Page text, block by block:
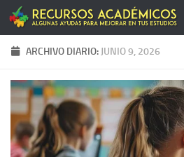
Saltar al contenido
ARCHIVO DIARIO: JUNIO 9, 2026